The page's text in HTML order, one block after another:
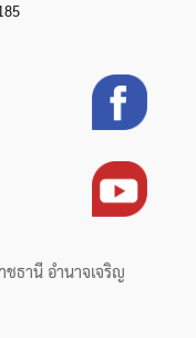
ชธานี อำนาจเจริญ